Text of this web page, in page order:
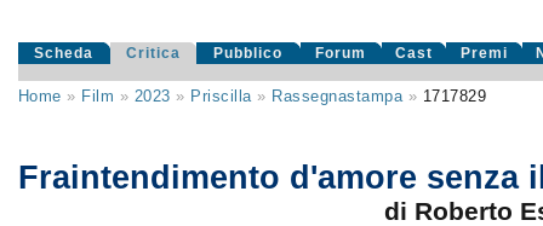
Scheda Critica Pubblico Forum Cast Premi
Home » Film » 2023 » Priscilla» Rassegnastampa» 1717829
Fraintendimento d'amore senza
di Roberto